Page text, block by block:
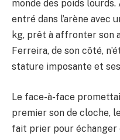
monde des poids
entré dans l’arène avec
kg, prêt à affronter son
Ferreira, de son côté,
stature imposante et ses
Le face-à-face
premier son de cloche,
fait prier pour échanger